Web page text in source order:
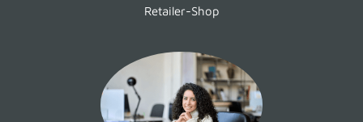
Retailer-Shop